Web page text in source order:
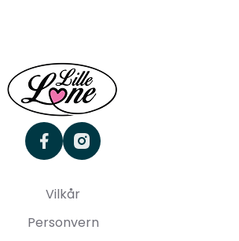
facebookinstagram
Vilkår
Personvern